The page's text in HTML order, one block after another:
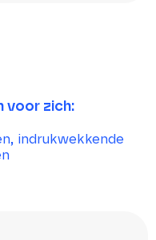
voor zich:
indrukwekkende